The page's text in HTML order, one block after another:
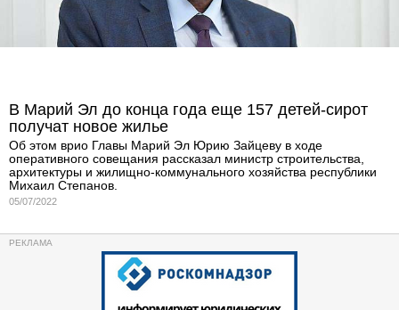
В Марий Эл до конца года еще 157 детей-сирот
получат новое жилье
Об этом врио Главы Марий Эл Юрию Зайцеву в ходе
оперативного совещания рассказал министр строительства,
архитектуры и жилищно-коммунального хозяйства республики
Михаил Степанов.
05/07/2022